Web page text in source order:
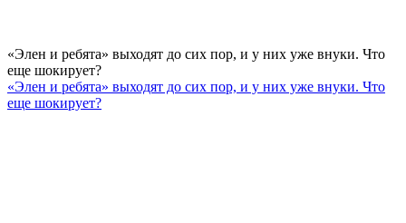
«Элен и ребята» выходят до сих пор, и у них уже внуки. Что
еще шокирует?
«Элен и ребята» выходят до сих пор, и у них уже внуки. Что
еще шокирует?